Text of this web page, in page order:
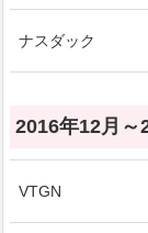
ナスダック
2016年12月
VTGN